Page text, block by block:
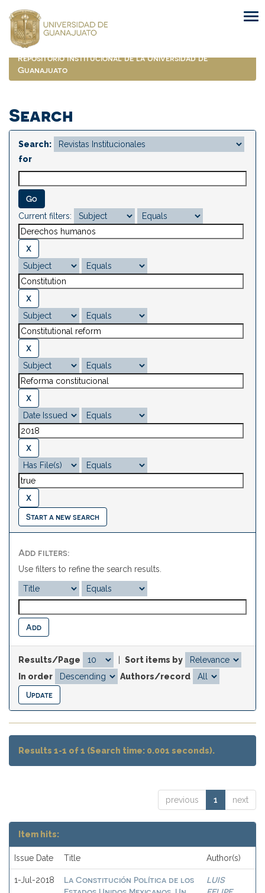
navigation
Repositorio Institucional de la Universidad de
Guanajuato
Search
Search:
for
Current filters:
Start a new search
Add filters:
Use filters to refine the search results.
Results/Page
Sort items by
In order
Authors/record
Results 1-1 of 1 (Search time: 0.001 seconds).
previous 1 next
Item hits:
Issue Date Title Author(s)
1-Jul-2018
La Constitución Política de los
LUIS